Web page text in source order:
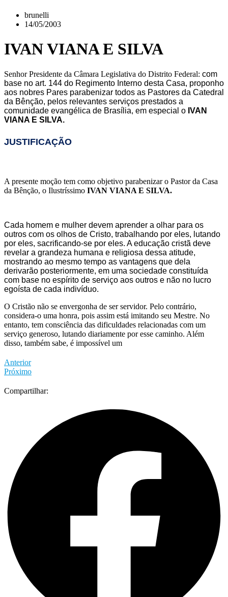
brunelli
14/05/2003
IVAN VIANA E SILVA
Senhor Presidente da Câmara Legislativa do Distrito Federal: com
base no art. 144 do Regimento Interno desta Casa, proponho
aos nobres Pares parabenizar todos as Pastores da Catedral
da Bênção, pelos relevantes serviços prestados a
comunidade evangélica de Brasília, em especial o IVAN
VIANA E SILVA.
JUSTIFICAÇÃO
A presente moção tem como objetivo parabenizar o Pastor da Casa
da Bênção, o Ilustríssimo IVAN VIANA E SILVA.
Cada homem e mulher devem aprender a olhar para os
outros com os olhos de Cristo, trabalhando por eles, lutando
por eles, sacrificando-se por eles. A educação cristã deve
revelar a grandeza humana e religiosa dessa atitude,
mostrando ao mesmo tempo as vantagens que dela
derivarão posteriormente, em uma sociedade constituída
com base no espírito de serviço aos outros e não no lucro
egoísta de cada indivíduo.
O Cristão não se envergonha de ser servidor. Pelo contrário,
considera-o uma honra, pois assim está imitando seu Mestre. No
entanto, tem consciência das dificuldades relacionadas com um
serviço generoso, lutando diariamente por esse caminho. Além
disso, também sabe, é impossível um
Anterior
Próximo
Compartilhar: